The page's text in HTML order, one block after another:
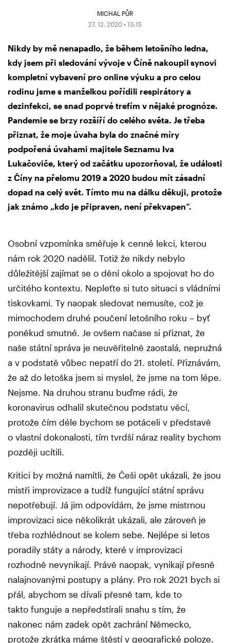
MICHAL PŮR
27. 12. 2020 • 13:15
Nikdy by mě nenapadlo, že během letošního ledna,
kdy jsem při sledování vývoje v Číně nakoupil synovi
kompletní vybavení pro online výuku a pro celou
rodinu jsme s manželkou pořídili respirátory a
dezinfekci, se snad poprvé trefím v nějaké prognóze.
Pandemie se brzy rozšíří do celého světa. Je třeba
přiznat, že moje úvaha byla do značné míry
podpořená úvahami majitele Seznamu Iva
Lukačoviče, který od začátku upozorňoval, že události
z Číny na přelomu 2019 a 2020 budou mít zásadní
dopad na celý svět. Tímto mu na dálku děkuji, protože
jak známo „kdo je připraven, není překvapen“.
Osobní vzpomínka směřuje k cenné lekci, kterou
nám rok 2020 nadělil. Totiž že nikdy nebylo
důležitější zajímat se o dění okolo a spojovat ho do
určitého kontextu. Nepleťte si tuto situaci s vládními
tiskovkami. Ty naopak sledovat nemusíte, což je
mimochodem druhé poučení letošního roku – byť
poněkud smutné. Je ovšem načase si přiznat, že
naše státní správa je neuvěřitelně zaostalá, nepružná
a v podstatě vůbec nepatří do 21. století. Přiznávám,
že až do letoška jsem si myslel, že jsme na tom lépe.
Nejsme. Na druhou stranu buďme rádi, že
koronavirus odhalil skutečnou podstatu věcí,
protože čím déle bychom se potáceli v představě
o vlastní dokonalosti, tím tvrdší náraz reality bychom
později ucítili.
Kritici by možná namítli, že Češi opět ukázali, že jsou
mistři improvizace a tudíž fungující státní správu
nepotřebují. Já jim odpovídám, že jsme mistrnou
improvizaci sice několikrát ukázali, ale zároveň je
třeba rozhlédnout se kolem sebe. Nejlépe si letos
poradily státy a národy, které v improvizaci
rozhodně nevynikají. Právě naopak, vynikají přesně
nalajnovanými postupy a plány. Pro rok 2021 bych si
přál, abychom se dívali přesně tam, kde to
takto funguje a nepředstírali snahu s tím, že
nakonec nám zadek opět zachrání Německo,
protože zkrátka máme štěstí v geografické poloze.